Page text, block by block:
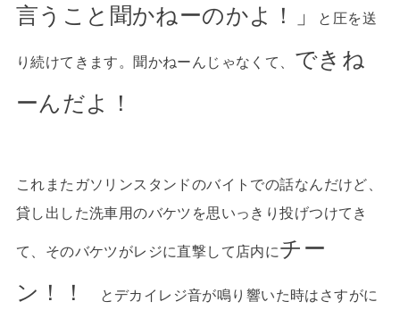
言うこと聞かねーのかよ！」
と圧を送
り続けてきます。聞かねーんじゃなくて、 できね
ーんだよ！
これまたガソリンスタンドのバイトでの話なんだけど、
貸し出した洗車用のバケツを思いっきり投げつけてき
て、そのバケツがレジに直撃して店内にチー
ン！！
とデカイレジ音が鳴り響いた時はさすがに